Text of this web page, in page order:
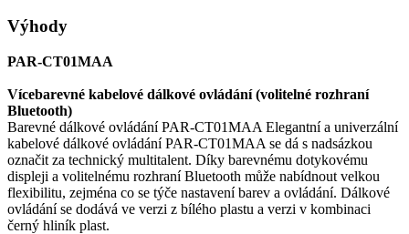
Výhody
PAR-CT01MAA
Vícebarevné kabelové dálkové ovládání (volitelné rozhraní
Bluetooth)
Barevné dálkové ovládání PAR-CT01MAA Elegantní a univerzální
kabelové dálkové ovládání PAR-CT01MAA se dá s nadsázkou
označit za technický multitalent. Díky barevnému dotykovému
displeji a volitelnému rozhraní Bluetooth může nabídnout velkou
flexibilitu, zejména co se týče nastavení barev a ovládání. Dálkové
ovládání se dodává ve verzi z bílého plastu a verzi v kombinaci
černý hliník plast.